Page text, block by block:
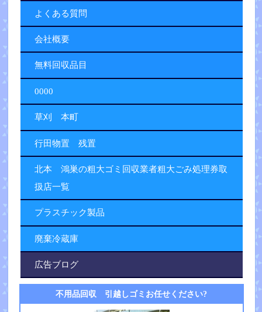
よくある質問
会社概要
無料回収品目
0000
草刈 本町
行田物置 残置
北本 鴻巣の粗大ゴミ回収業者粗大ごみ処理券取
扱店一覧
プラスチック製品
廃棄冷蔵庫
広告ブログ
不用品回収 引越しゴミお任せください?